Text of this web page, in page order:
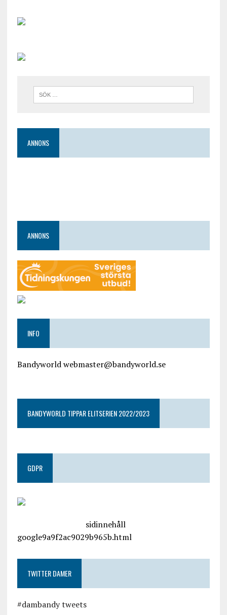
ANNONS
ANNONS
INFO
Bandyworld webmaster@bandyworld.se
BANDYWORLD TIPPAR ELITSERIEN 2022/2023
GDPR
sidinnehåll
google9a9f2ac9029b965b.html
TWITTER DAMER
#dambandy tweets